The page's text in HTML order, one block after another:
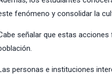
fenómeno y consolidar la
señalar que estas
personas e instituciones